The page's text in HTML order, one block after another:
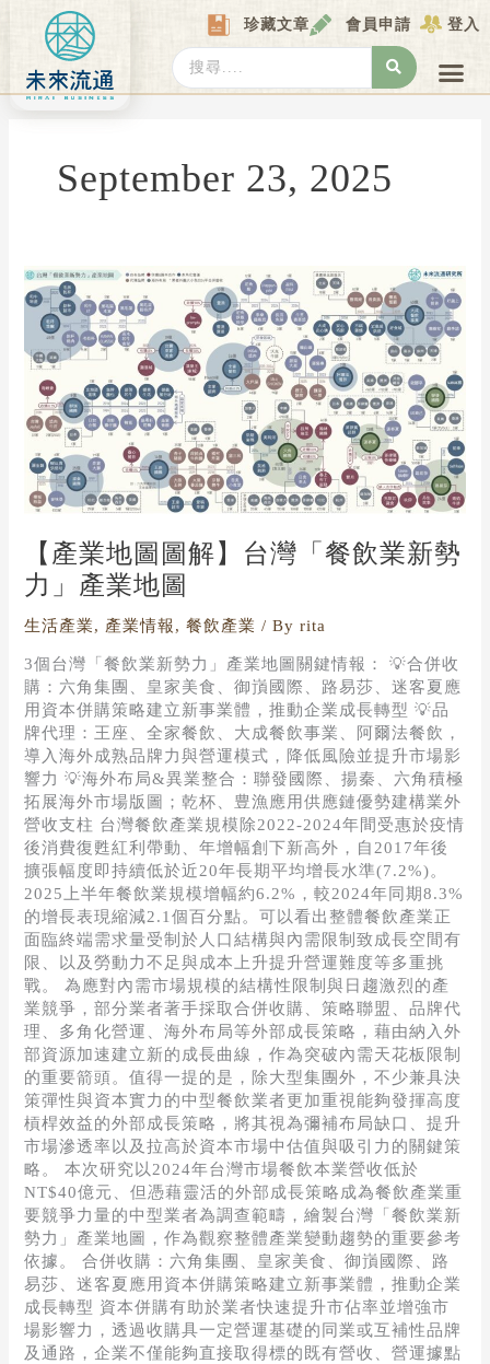
content
珍藏文章 會員申請 登入
Search
...
September 23, 2025
【產業地圖圖解】台灣「餐飲業新勢
力」產業地圖
生活產業, 產業情報,餐飲產業 / Byrita
3個台灣「餐飲業新勢力」產業地圖關鍵情報： 💡合併收
購：六角集團、皇家美食、御嵿國際、路易莎、迷客夏應
用資本併購策略建立新事業體，推動企業成長轉型 💡品
牌代理：王座、全家餐飲、大成餐飲事業、阿爾法餐飲，
導入海外成熟品牌力與營運模式，降低風險並提升市場影
響力 💡海外布局&異業整合：聯發國際、揚秦、六角積極
拓展海外市場版圖；乾杯、豊漁應用供應鏈優勢建構業外
營收支柱 台灣餐飲產業規模除2022-2024年間受惠於疫情
後消費復甦紅利帶動、年增幅創下新高外，自2017年後
擴張幅度即持續低於近20年長期平均增長水準(7.2%)。
2025上半年餐飲業規模增幅約6.2%，較2024年同期8.3%
的增長表現縮減2.1個百分點。可以看出整體餐飲產業正
面臨終端需求量受制於人口結構與內需限制致成長空間有
限、以及勞動力不足與成本上升提升營運難度等多重挑
戰。 為應對內需市場規模的結構性限制與日趨激烈的產
業競爭，部分業者著手採取合併收購、策略聯盟、品牌代
理、多角化營運、海外布局等外部成長策略，藉由納入外
部資源加速建立新的成長曲線，作為突破內需天花板限制
的重要箭頭。值得一提的是，除大型集團外，不少兼具決
策彈性與資本實力的中型餐飲業者更加重視能夠發揮高度
槓桿效益的外部成長策略，將其視為彌補布局缺口、提升
市場滲透率以及拉高於資本市場中估值與吸引力的關鍵策
略。 本次研究以2024年台灣市場餐飲本業營收低於
NT$40億元、但憑藉靈活的外部成長策略成為餐飲產業重
要競爭力量的中型業者為調查範疇，繪製台灣「餐飲業新
勢力」產業地圖，作為觀察整體產業變動趨勢的重要參考
依據。 合併收購：六角集團、皇家美食、御嵿國際、路
易莎、迷客夏應用資本併購策略建立新事業體，推動企業
成長轉型 資本併購有助於業者快速提升市佔率並增強市
場影響力，透過收購具一定營運基礎的同業或互補性品牌
及通路，企業不僅能夠直接取得標的既有營收、營運據點
【產
業
地
圖
解】
台
灣
「餐
飲
業
力」
產
業
圖